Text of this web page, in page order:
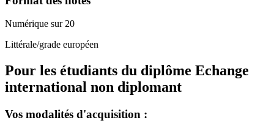
Numérique sur 20
Littérale/grade européen
Pour les étudiants du diplôme Echange
international non diplomant
Vos modalités d'acquisition :